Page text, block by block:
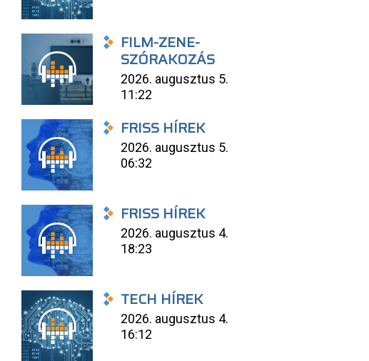
FILM-ZENE-
SZÓRAKOZÁS
2026. augusztus 5.
11:22
FRISS HÍREK
2026. augusztus 5.
06:32
FRISS HÍREK
2026. augusztus 4.
18:23
TECH HÍREK
2026. augusztus 4.
16:12